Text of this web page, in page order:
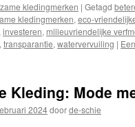
kledingmerken | Getagd
kledingmerken, eco-
investeren, milieuvriendelijke
, transparantie, watervervuiling |
Kleding: Mode
2024doorde-schie